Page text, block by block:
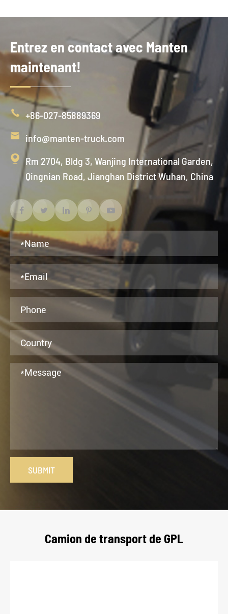
Entrez en contact avec Manten
maintenant!
 +86-027-85889369
 info@manten-truck.com

Rm 2704, Bldg 3, Wanjing International Garden,
Qingnian Road, Jianghan District Wuhan, China
SUBMIT
Camion de transport de GPL